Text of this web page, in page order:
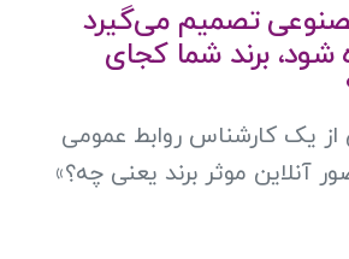
تصمیم می‌گیرد
برند شما کجای
یک کارشناس روابط عمومی
آنلاین موثر برند یعنی چه؟»